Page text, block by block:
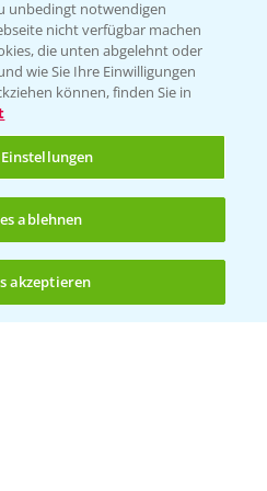
(noch 4)
Sie uns
Datenschutzerklärung
unbedingt notwendigen
nicht verfügbar machen
die unten abgelehnt oder
wie Sie Ihre Einwilligungen
können, finden Sie in
ablehnen
akzeptieren